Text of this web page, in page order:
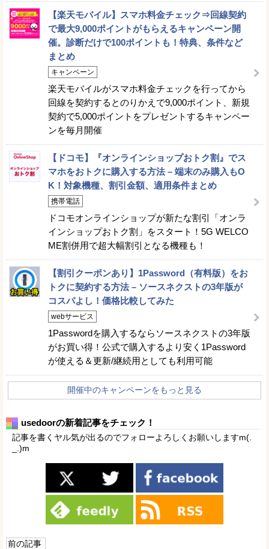
【楽天モバイル】スマホ料金チェック⇒回線契約
で最大9,000ポイントがもらえるキャンペーン開
催。診断だけで100ポイントも！特典、条件など
まとめ
キャンペーン
楽天モバイルがスマホ料金チェックを行ってから
回線を契約するとのりかえで9,000ポイント、新規
契約で5,000ポイントをプレゼントするキャンペー
ンを毎月開催
【ドコモ】『オンラインショップおトク割』でス
マホをおトクに購入する方法 – 端末のみ購入もO
K！対象機種、割引金額、適用条件まとめ
携帯電話
ドコモオンラインショップが新たな割引「オンラ
インショップおトク割」をスタート！5G WELCO
ME割併用で超大幅割引となる機種も！
【割引クーポンあり】1Password（有料版）をお
トクに契約する方法 – ソースネクストの3年版が
コスパよし！価格比較してみた
webサービス
1Passwordを購入するならソースネクストの3年版
がお買い得！公式で購入するより安く1Password
が使える＆更新/継続用としても利用可能
開催中のキャンペーンをもっと見る
usedoorの新着記事をチェック！
記事を書くヤル気が出るのでフォローよろしくお願いしますm(.
_.)m
前の記事